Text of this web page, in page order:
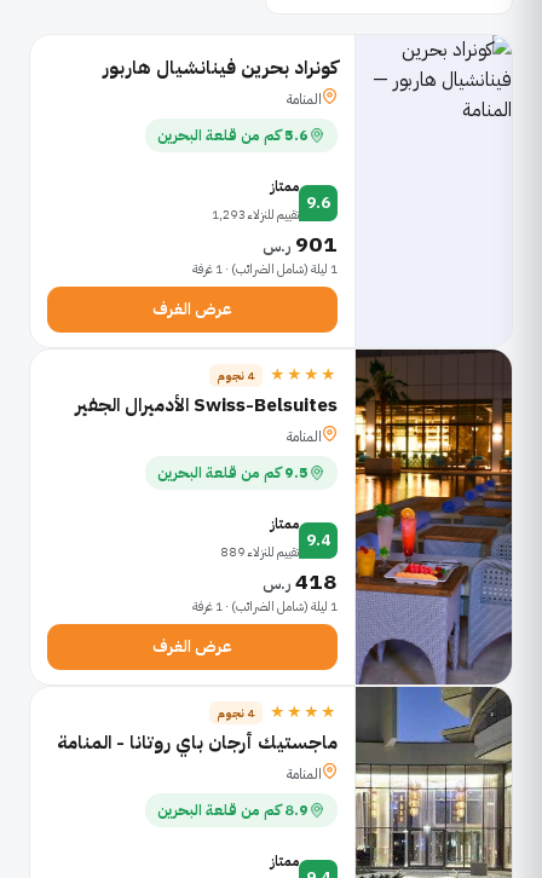
كونراد بحرين فينانشيال هاربور
المنامة
5.6 كم من قلعة البحرين
9.6
ممتاز
تقييم للنزلاء 1,293
901 ر.س
1 ليلة (شامل الضرائب) · 1 غرفة
عرض الغرف
★★★★ 4 نجوم
Swiss-Belsuites الأدميرال الجفير
المنامة
9.5 كم من قلعة البحرين
9.4
ممتاز
تقييم للنزلاء 889
418 ر.س
1 ليلة (شامل الضرائب) · 1 غرفة
عرض الغرف
★★★★ 4 نجوم
ماجستيك أرجان باي روتانا - المنامة
المنامة
8.9 كم من قلعة البحرين
ممتاز